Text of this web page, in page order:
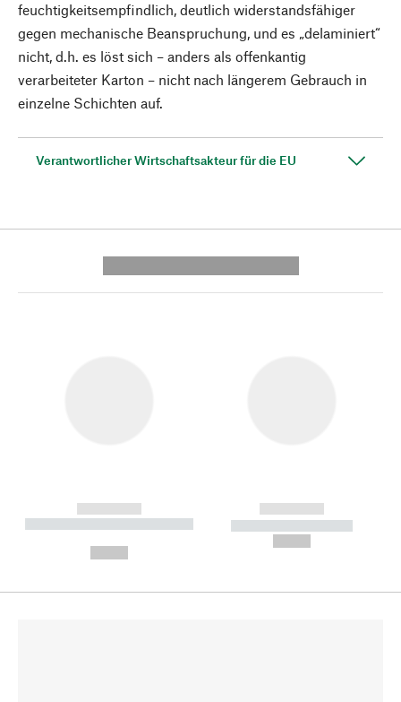
feuchtigkeitsempfindlich, deutlich widerstandsfähiger
gegen mechanische Beanspruchung, und es „delaminiert“
nicht, d.h. es löst sich – anders als offenkantig
verarbeiteter Karton – nicht nach längerem Gebrauch in
einzelne Schichten auf.
Verantwortlicher Wirtschaftsakteur für die EU
------------
----------- ----------- --------
------------
----------- -----------